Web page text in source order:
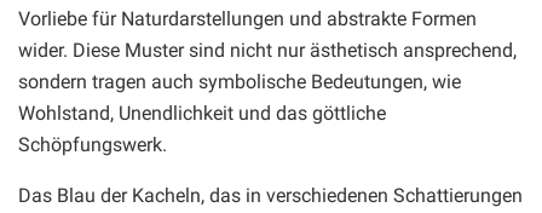
Vorliebe für Naturdarstellungen und abstrakte Formen
wider. Diese Muster sind nicht nur ästhetisch ansprechend,
sondern tragen auch symbolische Bedeutungen, wie
Wohlstand, Unendlichkeit und das göttliche
Schöpfungswerk.
Das Blau der Kacheln, das in verschiedenen Schattierungen